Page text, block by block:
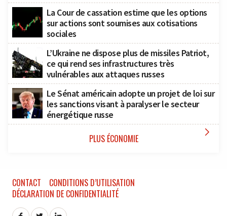
La Cour de cassation estime que les options
sur actions sont soumises aux cotisations
sociales
L’Ukraine ne dispose plus de missiles Patriot,
ce qui rend ses infrastructures très
vulnérables aux attaques russes
Le Sénat américain adopte un projet de loi sur
les sanctions visant à paralyser le secteur
énergétique russe
PLUS ÉCONOMIE 
CONTACT
CONDITIONS D’UTILISATION
DÉCLARATION DE CONFIDENTIALITÉ